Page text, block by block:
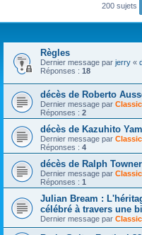
200 sujets
Règles
Dernier message par jerry «
Réponses : 18
décès de Roberto
Dernier message par
Réponses : 2
décès de Kazuhito
Dernier message par
Réponses : 4
décès de Ralph Towner
Dernier message par
Réponses : 1
Julian Bream :
célébré à travers une
Dernier message par